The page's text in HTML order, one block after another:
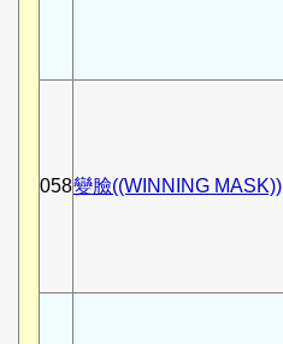
058變臉((WINNING MASK))